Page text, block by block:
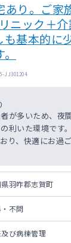
あり。ご家
ニック＋
基本的に
JJ301204
が多いため、夜
利いた環境です。
り、快適にお過
羽咋郡志賀町
不問
び病棟管理